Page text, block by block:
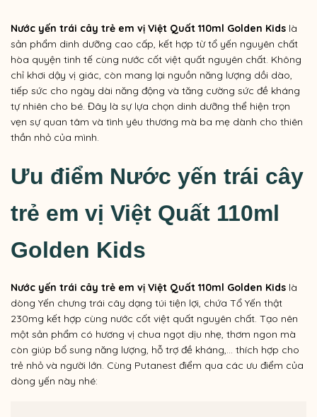
Nước yến trái cây trẻ em vị Việt Quất 110ml Golden Kids là
sản phẩm dinh dưỡng cao cấp, kết hợp từ tổ yến nguyên chất
hòa quyện tinh tế cùng nước cốt việt quất nguyên chất . Không
chỉ khơi dậy vị giác, còn mang lại nguồn năng lượng dồi dào,
tiếp sức cho ngày dài năng động và tăng cường sức đề kháng
tự nhiên cho bé. Đây là sự lựa chọn dinh dưỡng thể hiện trọn
vẹn sự quan tâm và tình yêu thương mà ba mẹ dành cho thiên
thần nhỏ của mình.
Ưu điểm Nước yến trái cây
trẻ em vị Việt Quất 110ml
Golden Kids
Nước yến trái cây trẻ em vị Việt Quất 110ml Golden Kids là
dòng Yến chưng trái cây dạng túi tiện lợi, chứa Tổ Yến thật
230mg kết hợp cùng nước cốt việt quất nguyên chất. Tạo nên
một sản phẩm có hương vị chua ngọt dịu nhẹ, thơm ngon mà
còn giúp bổ sung năng lượng, hỗ trợ đề kháng,… thích hợp cho
trẻ nhỏ và người lớn. Cùng Putanest điểm qua các ưu điểm của
dòng yến này nhé: